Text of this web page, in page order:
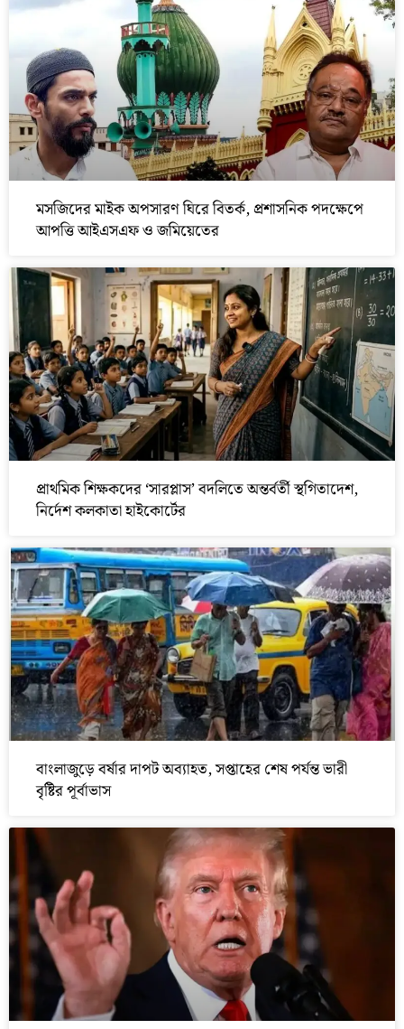
মসজিদের মাইক অপসারণ ঘিরে বিতর্ক, প্রশাসনিক পদক্ষেপে
আপত্তি আইএসএফ ও জমিয়েতের
প্রাথমিক শিক্ষকদের ‘সারপ্লাস’ বদলিতে অন্তর্বর্তী স্থগিতাদেশ,
নির্দেশ কলকাতা হাইকোর্টের
বাংলাজুড়ে বর্ষার দাপট অব্যাহত, সপ্তাহের শেষ পর্যন্ত ভারী
বৃষ্টির পূর্বাভাস